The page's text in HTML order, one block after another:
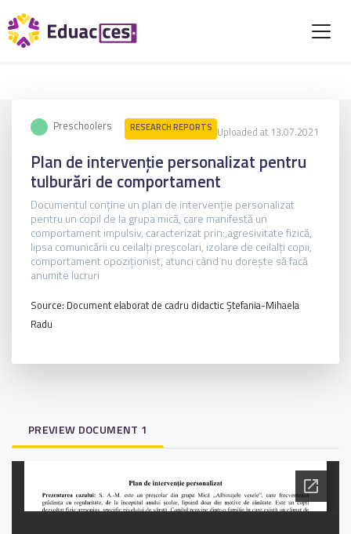
Preschoolers RESEARCH REPORTS Uploaded at 13.07.2021
Plan de intervenție personalizat pentru
tulburări de comportament
Documentul conține un plan de intervenție personalizat
pentru un copil de la grupa mică, care manifestă un
comportament impulsiv, caracterizat prin:,agresivitate fizică,
lipsa comunicării cu ceilalți preșcolari, izolare de ceilalți copii,
comportament opoziționist, atunci când nu dorește să facă
anumite lucruri
Source: Document elaborat de cadru didactic Ștefania-Mihaela
Radu
PREVIEW DOCUMENT 1